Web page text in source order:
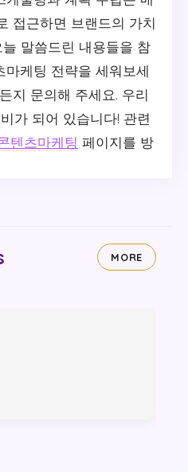
접근하면 브랜드의 가치
말씀드린 내용들을 참
마케팅 전략을 세워보세
지 문의해 주세요. 우리
가 되어 있습니다! 관련
텐츠마케팅 페이지를 방
MORE